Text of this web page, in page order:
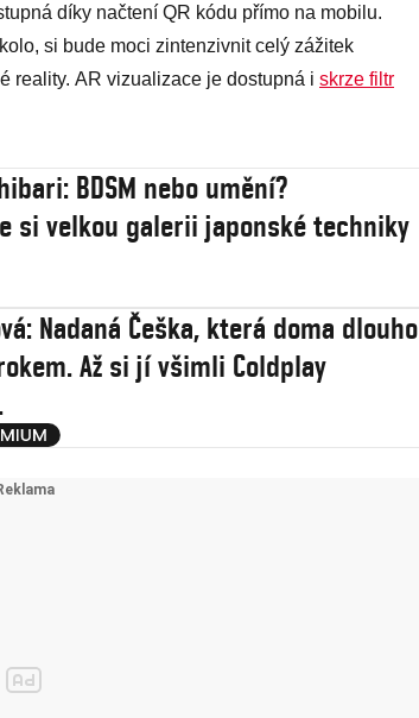
díky načtení QR kódu přímo na mobilu.
si bude moci zintenzivnit celý zážitek
reality. AR vizualizace je dostupná i skrze filtr
BDSM nebo umění?
si velkou galerii japonské techniky
Nadaná Češka, která doma dlouho
Až si jí všimli Coldplay